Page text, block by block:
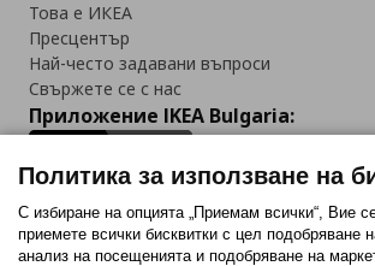
Това е ИКЕА
Пресцентър
Най-често задавани въпроси
Свържете се с нас
Приложение IKEA Bulgaria:
Последвайте ни:
Политика за използване на
С избиране на опцията „Приемам всички“, Вие
приемете всички бисквитки с цел подобряване
анализ на посещенията и подобряване на